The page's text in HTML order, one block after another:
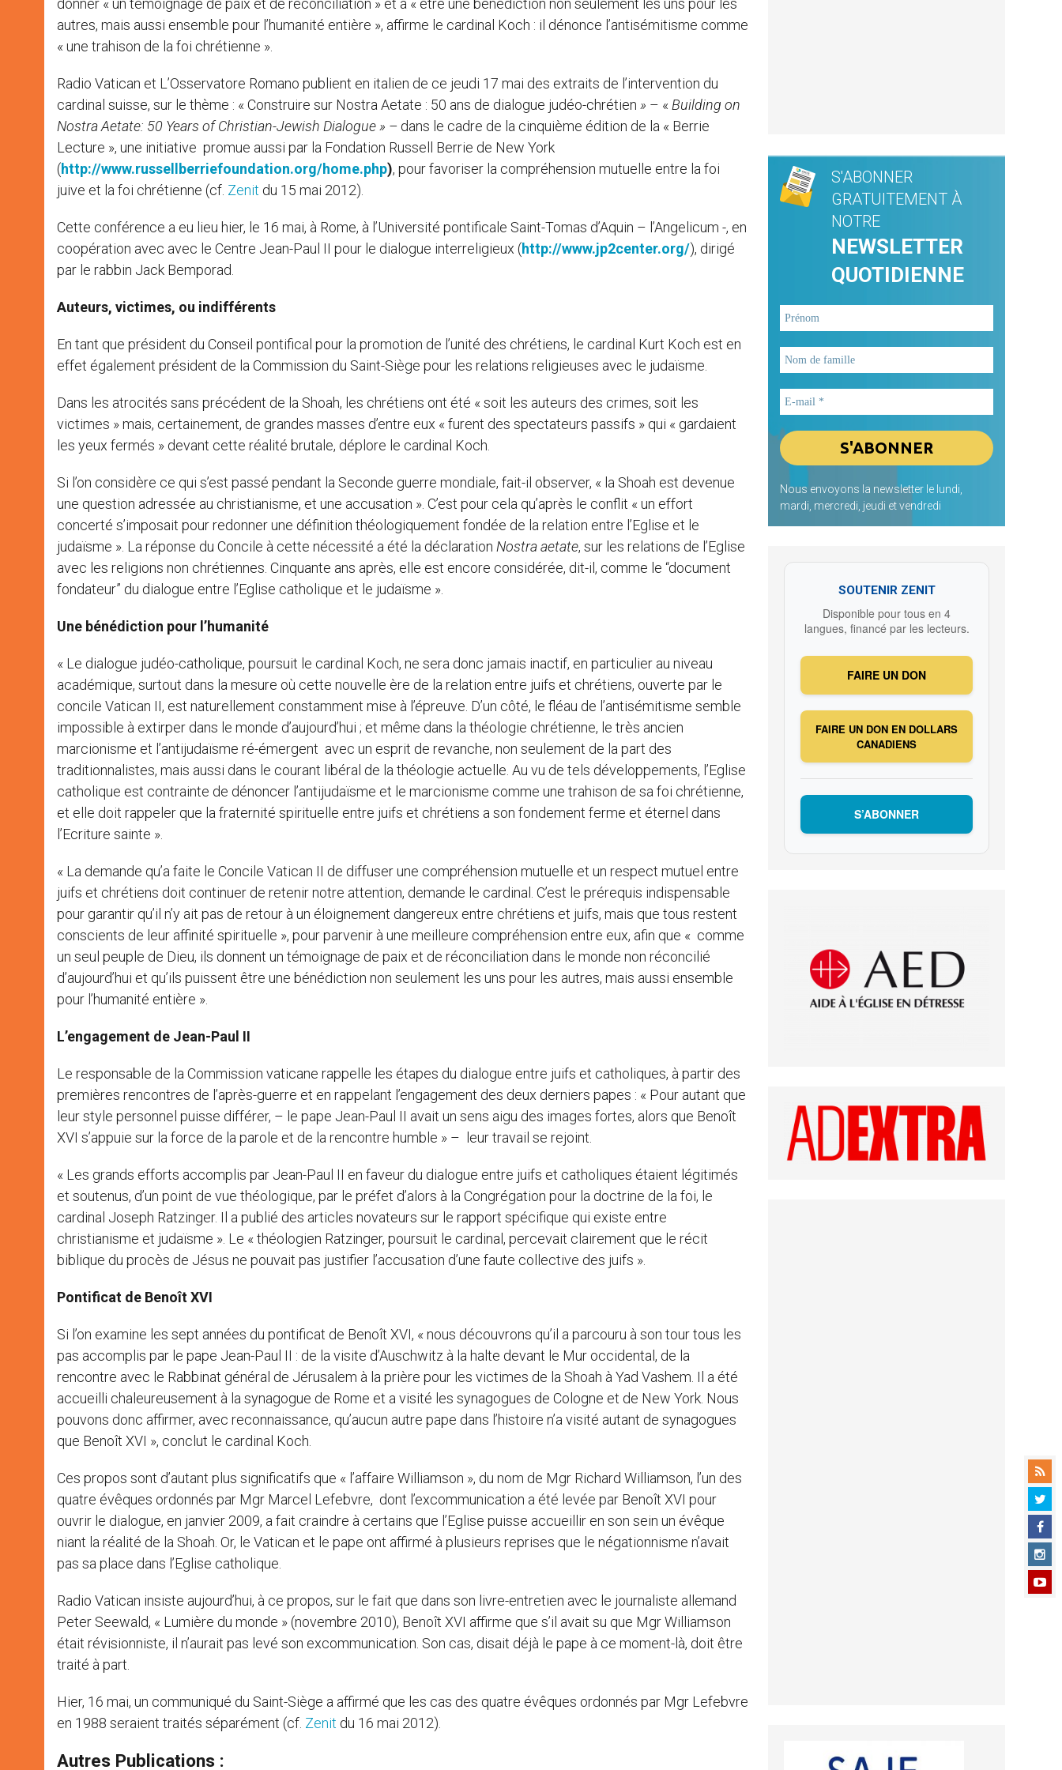
donner « un témoignage de paix et de réconciliation » et à « être une bénédiction non seulement les uns pour les
autres, mais aussi ensemble pour l’humanité entière », affirme le cardinal Koch : il dénonce l’antisémitisme comme
« une trahison de la foi chrétienne ».
Radio Vatican et L’Osservatore Romano publient en italien de ce jeudi 17 mai des extraits de l’intervention du
cardinal suisse, sur le thème : « Construire sur Nostra Aetate : 50 ans de dialogue judéo-chrétien » – « Building on
Nostra Aetate: 50 Years of Christian-Jewish Dialogue » – dans le cadre de la cinquième édition de la « Berrie
Lecture », une initiative promue aussi par la Fondation Russell Berrie de New York
(http://www.russellberriefoundation.org/home.php), pour favoriser la compréhension mutuelle entre la foi
juive et la foi chrétienne (cf. Zenit du 15 mai 2012).
Cette conférence a eu lieu hier, le 16 mai, à Rome, à l’Université pontificale Saint-Tomas d’Aquin – l’Angelicum -, en
coopération avec avec le Centre Jean-Paul II pour le dialogue interreligieux (http://www.jp2center.org/), dirigé
par le rabbin Jack Bemporad.
Auteurs, victimes, ou indifférents
En tant que président du Conseil pontifical pour la promotion de l’unité des chrétiens, le cardinal Kurt Koch est en
effet également président de la Commission du Saint-Siège pour les relations religieuses avec le judaïsme.
Dans les atrocités sans précédent de la Shoah, les chrétiens ont été « soit les auteurs des crimes, soit les
victimes » mais, certainement, de grandes masses d’entre eux « furent des spectateurs passifs » qui « gardaient
les yeux fermés » devant cette réalité brutale, déplore le cardinal Koch.
Si l’on considère ce qui s’est passé pendant la Seconde guerre mondiale, fait-il observer, « la Shoah est devenue
une question adressée au christianisme, et une accusation ». C’est pour cela qu’après le conflit « un effort
concerté s’imposait pour redonner une définition théologiquement fondée de la relation entre l’Eglise et le
judaïsme ». La réponse du Concile à cette nécessité a été la déclaration Nostra aetate, sur les relations de l’Eglise
avec les religions non chrétiennes. Cinquante ans après, elle est encore considérée, dit-il, comme le “document
fondateur” du dialogue entre l’Eglise catholique et le judaïsme ».
Une bénédiction pour l’humanité
« Le dialogue judéo-catholique, poursuit le cardinal Koch, ne sera donc jamais inactif, en particulier au niveau
académique, surtout dans la mesure où cette nouvelle ère de la relation entre juifs et chrétiens, ouverte par le
concile Vatican II, est naturellement constamment mise à l’épreuve. D’un côté, le fléau de l’antisémitisme semble
impossible à extirper dans le monde d’aujourd’hui ; et même dans la théologie chrétienne, le très ancien
marcionisme et l’antijudaïsme ré-émergent avec un esprit de revanche, non seulement de la part des
traditionnalistes, mais aussi dans le courant libéral de la théologie actuelle. Au vu de tels développements, l’Eglise
catholique est contrainte de dénoncer l’antijudaïsme et le marcionisme comme une trahison de sa foi chrétienne,
et elle doit rappeler que la fraternité spirituelle entre juifs et chrétiens a son fondement ferme et éternel dans
l’Ecriture sainte ».
« La demande qu’a faite le Concile Vatican II de diffuser une compréhension mutuelle et un respect mutuel entre
juifs et chrétiens doit continuer de retenir notre attention, demande le cardinal. C’est le prérequis indispensable
pour garantir qu’il n’y ait pas de retour à un éloignement dangereux entre chrétiens et juifs, mais que tous restent
conscients de leur affinité spirituelle », pour parvenir à une meilleure compréhension entre eux, afin que « comme
un seul peuple de Dieu, ils donnent un témoignage de paix et de réconciliation dans le monde non réconcilié
d’aujourd’hui et qu’ils puissent être une bénédiction non seulement les uns pour les autres, mais aussi ensemble
pour l’humanité entière ».
L’engagement de Jean-Paul II
Le responsable de la Commission vaticane rappelle les étapes du dialogue entre juifs et catholiques, à partir des
premières rencontres de l’après-guerre et en rappelant l’engagement des deux derniers papes : « Pour autant que
leur style personnel puisse différer, – le pape Jean-Paul II avait un sens aigu des images fortes, alors que Benoît
XVI s’appuie sur la force de la parole et de la rencontre humble » – leur travail se rejoint.
« Les grands efforts accomplis par Jean-Paul II en faveur du dialogue entre juifs et catholiques étaient légitimés
et soutenus, d’un point de vue théologique, par le préfet d’alors à la Congrégation pour la doctrine de la foi, le
cardinal Joseph Ratzinger. Il a publié des articles novateurs sur le rapport spécifique qui existe entre
christianisme et judaïsme ». Le « théologien Ratzinger, poursuit le cardinal, percevait clairement que le récit
biblique du procès de Jésus ne pouvait pas justifier l’accusation d’une faute collective des juifs ».
Pontificat de Benoît XVI
Si l’on examine les sept années du pontificat de Benoît XVI, « nous découvrons qu’il a parcouru à son tour tous les
pas accomplis par le pape Jean-Paul II : de la visite d’Auschwitz à la halte devant le Mur occidental, de la
rencontre avec le Rabbinat général de Jérusalem à la prière pour les victimes de la Shoah à Yad Vashem. Il a été
accueilli chaleureusement à la synagogue de Rome et a visité les synagogues de Cologne et de New York. Nous
pouvons donc affirmer, avec reconnaissance, qu’aucun autre pape dans l’histoire n’a visité autant de synagogues
que Benoît XVI », conclut le cardinal Koch.
Ces propos sont d’autant plus significatifs que « l’affaire Williamson », du nom de Mgr Richard Williamson, l’un des
quatre évêques ordonnés par Mgr Marcel Lefebvre, dont l’excommunication a été levée par Benoît XVI pour
ouvrir le dialogue, en janvier 2009, a fait craindre à certains que l’Eglise puisse accueillir en son sein un évêque
niant la réalité de la Shoah. Or, le Vatican et le pape ont affirmé à plusieurs reprises que le négationnisme n’avait
pas sa place dans l’Eglise catholique.
Radio Vatican insiste aujourd’hui, à ce propos, sur le fait que dans son livre-entretien avec le journaliste allemand
Peter Seewald, « Lumière du monde » (novembre 2010), Benoît XVI affirme que s’il avait su que Mgr Williamson
était révisionniste, il n’aurait pas levé son excommunication. Son cas, disait déjà le pape à ce moment-là, doit être
traité à part.
Hier, 16 mai, un communiqué du Saint-Siège a affirmé que les cas des quatre évêques ordonnés par Mgr Lefebvre
en 1988 seraient traités séparément (cf. Zenit du 16 mai 2012).
Autres Publications :
S'ABONNER
GRATUITEMENT À
NOTRE
NEWSLETTER
QUOTIDIENNE
Nous envoyons la newsletter le lundi,
mardi, mercredi, jeudi et vendredi
SOUTENIR ZENIT
Disponible pour tous en 4
langues, financé par les lecteurs.
FAIRE UN DON
FAIRE UN DON EN DOLLARS
CANADIENS
S’ABONNER